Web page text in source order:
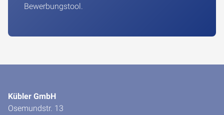
Bewerbungstool.
Kübler GmbH
Osemundstr. 13